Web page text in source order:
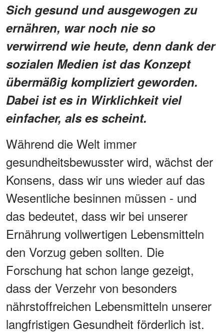
Sich gesund und ausgewogen zu
ernähren, war noch nie so
verwirrend wie heute, denn dank der
sozialen Medien ist das Konzept
übermäßig kompliziert geworden.
Dabei ist es in Wirklichkeit viel
einfacher, als es scheint.
Während die Welt immer
gesundheitsbewusster wird, wächst der
Konsens, dass wir uns wieder auf das
Wesentliche besinnen müssen - und
das bedeutet, dass wir bei unserer
Ernährung vollwertigen Lebensmitteln
den Vorzug geben sollten. Die
Forschung hat schon lange gezeigt,
dass der Verzehr von besonders
nährstoffreichen Lebensmitteln unserer
langfristigen Gesundheit förderlich ist.